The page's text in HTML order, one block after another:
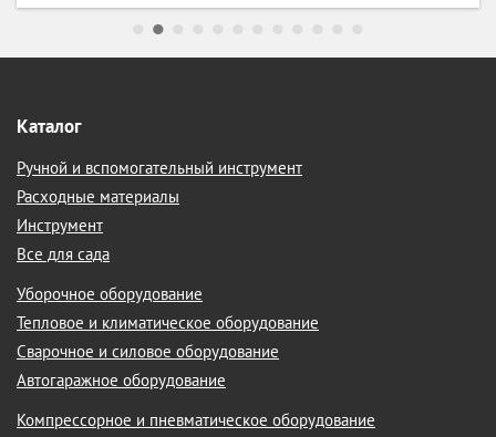
Каталог
Ручной и вспомогательный инструмент
Расходные материалы
Инструмент
Все для сада
Уборочное оборудование
Тепловое и климатическое оборудование
Сварочное и силовое оборудование
Автогаражное оборудование
Компрессорное и пневматическое оборудование